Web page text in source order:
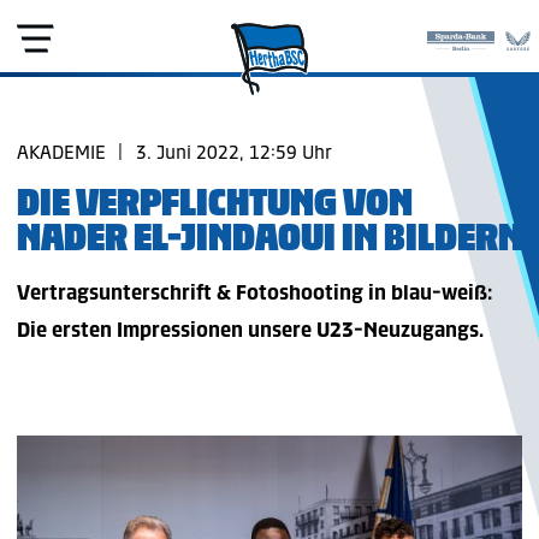
AKADEMIE 3. Juni 2022, 12:59 Uhr
DIE VERPFLICHTUNG VON
NADER EL-JINDAOUI IN BILDERN
Vertragsunterschrift & Fotoshooting in blau-weiß:
Die ersten Impressionen unsere U23-Neuzugangs.